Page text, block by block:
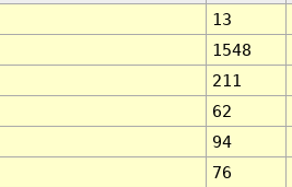
13
1548
211
62
94
76